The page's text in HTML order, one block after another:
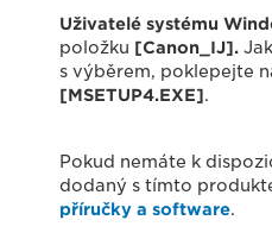
Uživatelé systému
položku [Canon_IJ].
s výběrem, poklepejte
[MSETUP4.EXE].
Pokud nemáte k
dodaný s tímto
příručky a software.